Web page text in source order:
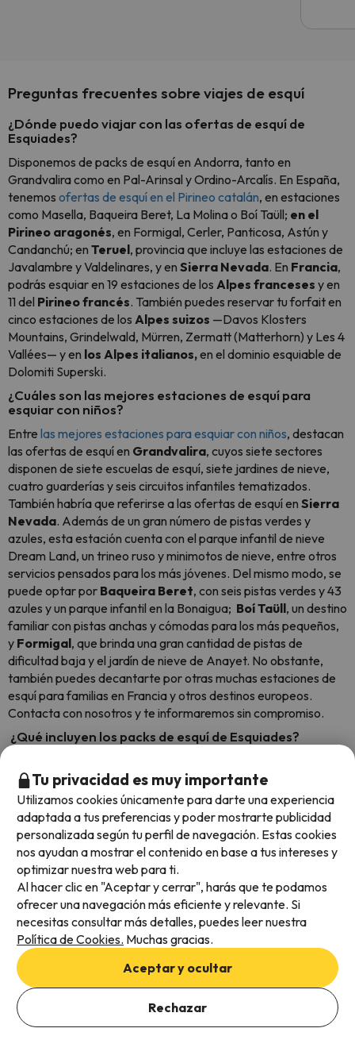
Preguntas frecuentes sobre viajes de esquí
¿Dónde puedo viajar con las ofertas de esquí de
Esquiades?
Disponemos de packs de esquí en Andorra, tanto en
Grandvalira como en Pal-Arinsal y Ordino-Arcalís. En España,
tenemos ofertas de esquí en el Pirineo catalán, en estaciones
como Masella, Baqueira Beret, La Molina o Boí Taüll; en el
Pirineo aragonés, en Formigal, Cerler, Panticosa, Astún y
Candanchú; en Teruel, provincia que incluye las estaciones de
Javalambre y Valdelinares, y en Sierra Nevada. En Francia,
podrás esquiar en 19 estaciones de los Alpes franceses y en
11 del Pirineo francés. También puedes reservar tu forfait en
cinco estaciones de los Alpes suizos —Davos Klosters
Mountains, Grindelwald, Mürren, Zermatt (Matterhorn) y Les 4
Vallées— y en los Alpes italianos,en el dominio esquiable de
Dolomiti Superski.
¿Cuáles son las mejores estaciones de esquí para
esquiar con niños?
Entre las mejores estaciones para esquiar con niños, destacan
las ofertas de esquí en Grandvalira, cuyos siete sectores
disponen de siete escuelas de esquí, siete jardines de nieve,
cuatro guarderías y seis circuitos infantiles tematizados.
También habría que referirse a las ofertas de esquí en Sierra
Nevada. Además de un gran número de pistas verdes y
azules, esta estación cuenta con el parque infantil de nieve
Dream Land, un trineo ruso y minimotos de nieve, entre otros
servicios pensados para los más jóvenes. Del mismo modo, se
puede optar por Baqueira Beret, con seis pistas verdes y 43
azules y un parque infantil en la Bonaigua; Boí Taüll, un destino
familiar con pistas anchas y cómodas para los más pequeños,
y Formigal, que brinda una gran cantidad de pistas de
dificultad baja y el jardín de nieve de Anayet. No obstante,
también puedes decantarte por otras muchas estaciones de
esquí para familias en Francia y otros destinos europeos.
Contacta con nosotros y te informaremos sin compromiso.
¿Qué incluyen los packs de esquí de Esquiades?
apartamento u hotel, en la categoría y régimen de estancia
que elijas, y el forfait. Si lo deseas, puedes agregar otros
servicios durante el proceso de reserva, como el alquiler del
material de esquí, clases de esquí o snowboard, las comidas,
un coche de alquiler y actividades après-ski. Si vas a esquiar en
Andorra, tienes la posibilidad de adquirir
el mayor centro termolúdico del sur de Europa. Nuestras
ofertas de viaje no incluyen el desplazamiento hasta la
estación de esquí seleccionada.
¿En qué fechas puedo reservar un viaje a la nieve en
Esquiades?
Por lo general, la temporada de esquí en España va de finales
de noviembre, en el caso de algunas estaciones del Pirineo
catalán, hasta principios de mayo, como ocurre en las
ofertas
de esquí en Sierra Nevada. Sin embargo, en nuestro sitio web
Tu privacidad es muy importante
Utilizamos cookies únicamente para darte una experiencia
adaptada a tus preferencias y poder mostrarte publicidad
personalizada según tu perfil de navegación. Estas cookies
nos ayudan a mostrar el contenido en base a tus intereses y
optimizar nuestra web para ti.
Al hacer clic en "Aceptar y cerrar", harás que te podamos
ofrecer una navegación más eficiente y relevante. Si
necesitas consultar más detalles, puedes leer nuestra
Política de Cookies. Muchas gracias.
Aceptar y ocultar
Rechazar